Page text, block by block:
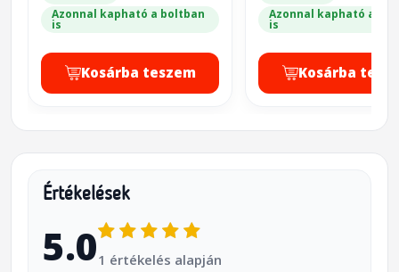
Azonnal kapható a boltban
is
Kosárba teszem
Azonnal kapható a
is
Kosárba
Értékelések
5.01 értékelés alapján